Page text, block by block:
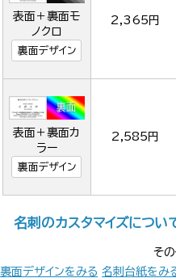
表面＋裏面モ
ノクロ
裏面デザイン
2,365円
表面＋裏面カ
ラー
裏面デザイン
2,585円
名刺のカスタマイズについ
そ
裏面デザインをみる 名刺台紙をみ